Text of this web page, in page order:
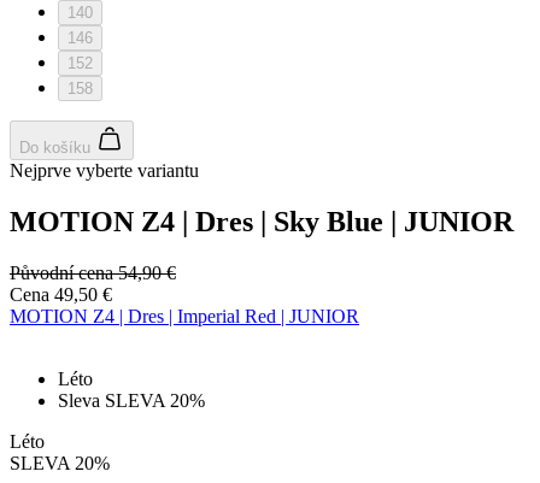
140
146
152
158
Do košíku
Nejprve vyberte variantu
MOTION Z4 | Dres | Sky Blue | JUNIOR
Původní cena54,90 €
Cena 49,50 €
MOTION Z4 | Dres | Imperial Red | JUNIOR
Léto
Sleva SLEVA 20%
Léto
SLEVA 20%